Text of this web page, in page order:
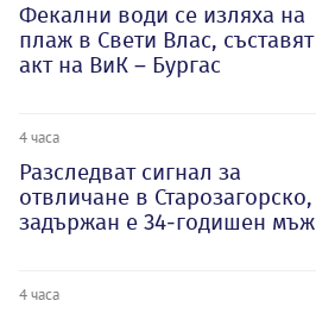
Фекални води се изляха на
плаж в Свети Влас, съставят
акт на ВиК – Бургас
4 часа
Разследват сигнал за
отвличане в Старозагорско,
задържан е 34-годишен мъж
4 часа